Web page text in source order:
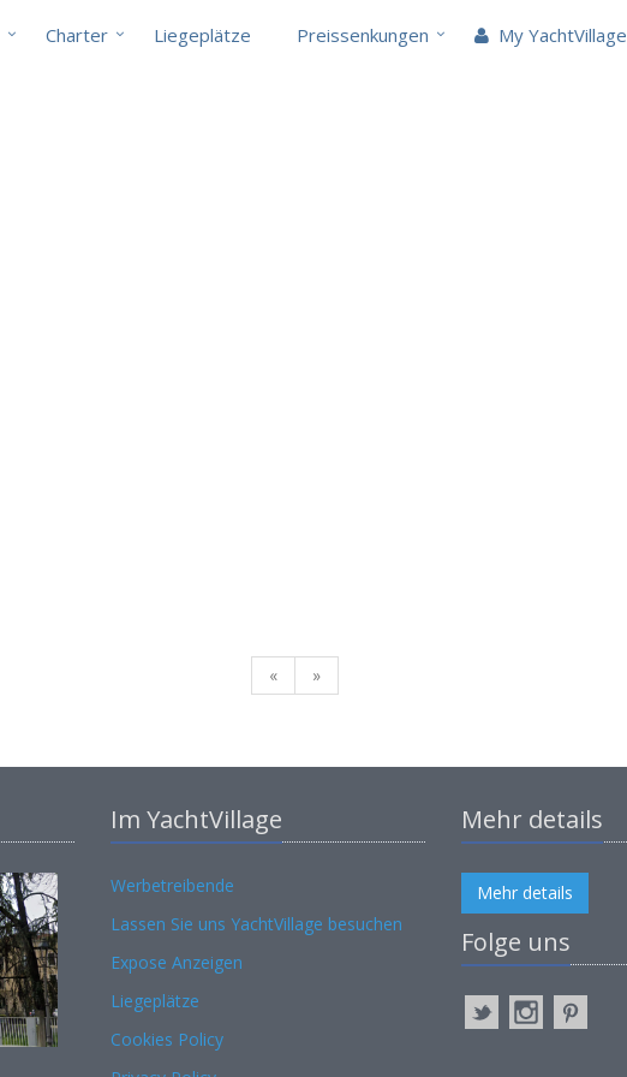
Charter Liegeplätze Preissenkungen My YachtVillage
« »
Im YachtVillage
Werbetreibende
Lassen Sie uns YachtVillage besuchen
Expose Anzeigen
Liegeplätze
Cookies Policy
Mehr details
Mehr details
Folge uns